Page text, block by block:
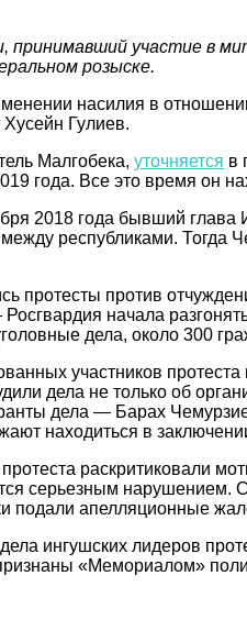
участие в
розыске.
насилия в
Гулиев.
Малгобека, уточняется в
года. Все это время он
2018 года бывший
республиками. Тогда
протесты против
начала
дела, около 300
участников
дела не только об
дела — Барах
находиться в
раскритиковали
серьезным нарушением.
подали апелляционные
ингушских лидеров
«Мемориалом»